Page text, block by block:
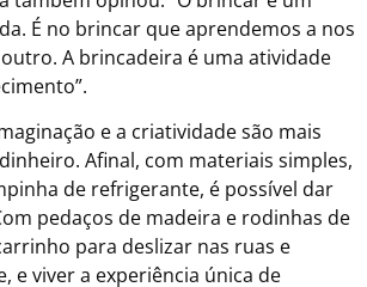
É no brincar que aprendemos a nos
A brincadeira é uma atividade
e a criatividade são mais
Afinal, com materiais simples,
de refrigerante, é possível dar
pedaços de madeira e rodinhas de
para deslizar nas ruas e
e viver a experiência única de